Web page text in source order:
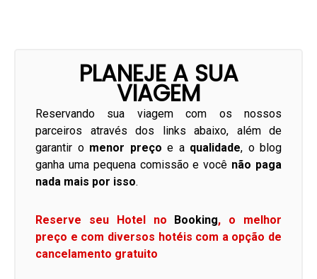
PLANEJE A SUA
VIAGEM
Reservando sua viagem com os nossos
parceiros através dos links abaixo, além de
garantir o menor preço e a qualidade, o blog
ganha uma pequena comissão e você não paga
nada mais por isso.
Reserve seu Hotel no Booking, o melhor
preço e com diversos hotéis com a opção de
cancelamento gratuito